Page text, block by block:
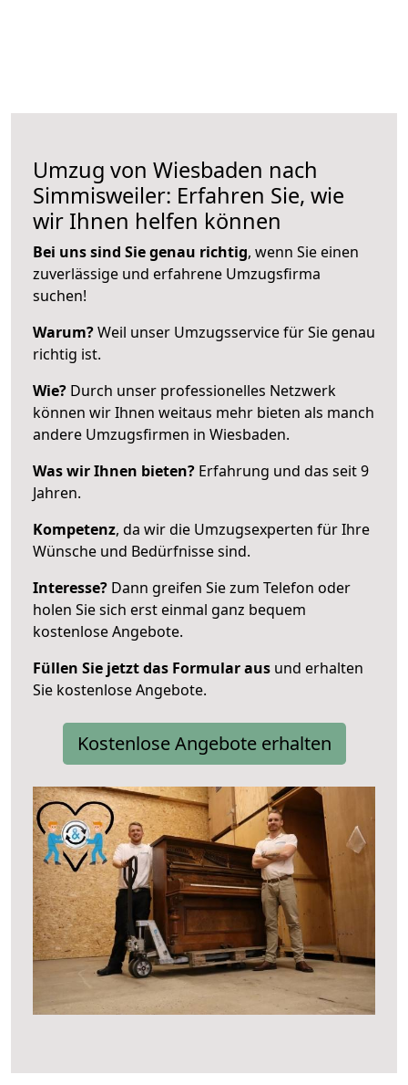
Umzug von Wiesbaden nach
Simmisweiler: Erfahren Sie, wie
wir Ihnen helfen können
Bei uns sind Sie genau richtig, wenn Sie einen
zuverlässige und erfahrene Umzugsfirma
suchen!
Warum?Weil unser Umzugsservice für Sie genau
richtig ist.
Wie? Durch unser professionelles Netzwerk
können wir Ihnen weitaus mehr bieten als manch
andere Umzugsfirmen in Wiesbaden.
Was wir Ihnen bieten? Erfahrung und das seit 9
Jahren.
Kompetenz, da wir die Umzugsexperten für Ihre
Wünsche und Bedürfnisse sind.
Interesse? Dann greifen Sie zum Telefon oder
holen Sie sich erst einmal ganz bequem
kostenlose Angebote.
Füllen Sie jetzt das Formular aus und erhalten
Sie kostenlose Angebote.
Kostenlose Angebote erhalten